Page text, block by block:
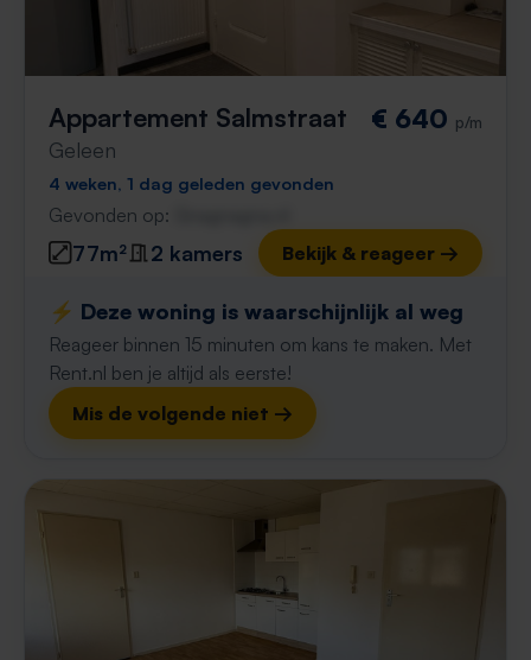
Appartement Salmstraat
Geleen
€ 640 p/m
4 weken, 1 dag geleden gevonden
Gevonden op:
77m² 2 kamers Bekijk & reageer →
⚡️ Deze woning is waarschijnlijk al weg
Reageer binnen 15 minuten om kans te maken. Met
Rent.nl ben je altijd als eerste!
Mis de volgende niet →